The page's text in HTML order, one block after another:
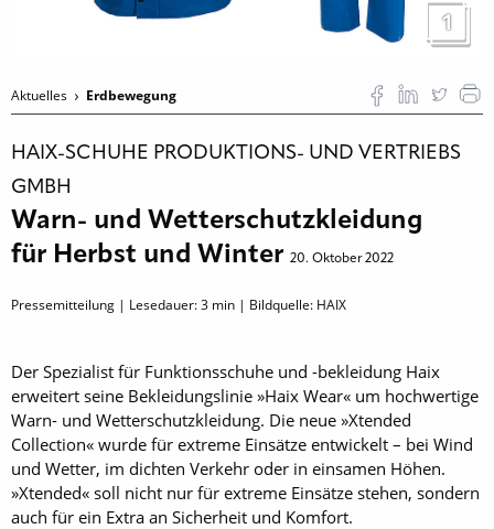
1
Aktuelles Erdbewegung
HAIX-SCHUHE PRODUKTIONS- UND VERTRIEBS
GMBH
Warn- und Wetterschutzkleidung
für Herbst und Winter 20. Oktober 2022
Pressemitteilung | Lesedauer:3 min | Bildquelle: HAIX
Der Spezialist für Funktionsschuhe und -bekleidung Haix
erweitert seine Bekleidungslinie »Haix Wear« um hochwertige
Warn- und Wetterschutzkleidung. Die neue »Xtended
Collection« wurde für extreme Einsätze entwickelt – bei Wind
und Wetter, im dichten Verkehr oder in einsamen Höhen.
»Xtended« soll nicht nur für extreme Einsätze stehen, sondern
auch für ein Extra an Sicherheit und Komfort.